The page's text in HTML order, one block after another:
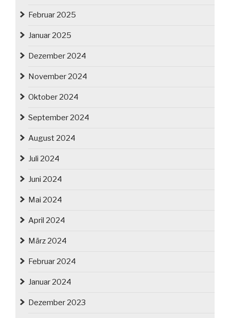
Februar 2025
Januar 2025
Dezember 2024
November 2024
Oktober 2024
September 2024
August 2024
Juli 2024
Juni 2024
Mai 2024
April 2024
März 2024
Februar 2024
Januar 2024
Dezember 2023